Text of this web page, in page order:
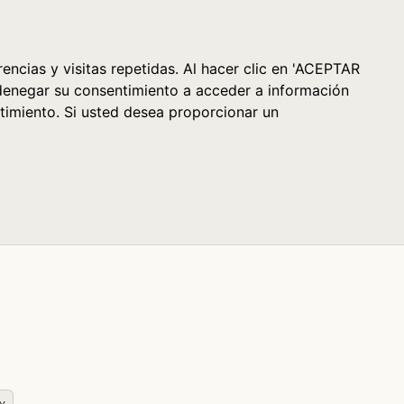
y visitas repetidas. Al hacer clic en 'ACEPTAR
su consentimiento a acceder a información
Si usted desea proporcionar un